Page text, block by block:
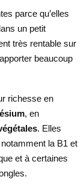
parce qu’elles
un petit
très rentable sur
beaucoup
richesse en
, en
. Elles
la B1 et
et à certaines